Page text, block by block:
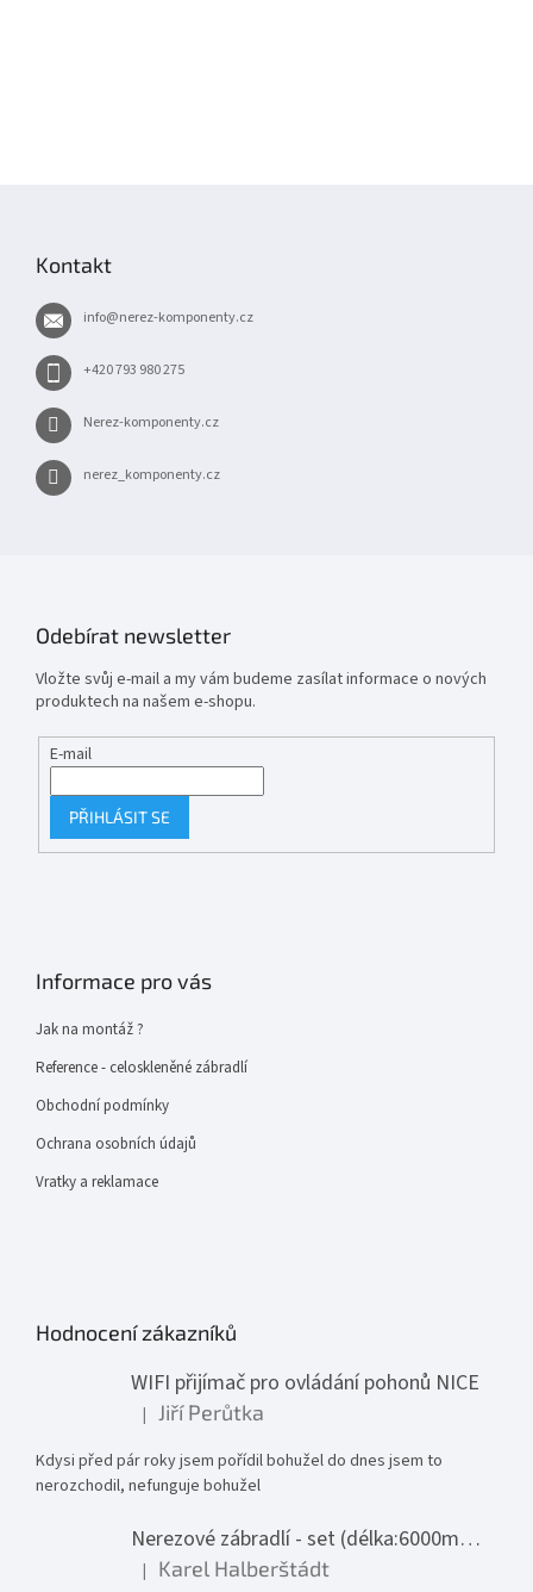
Kontakt
info@nerez-komponenty.cz
+420 793 980 275
Nerez-komponenty.cz
nerez_komponenty.cz
Odebírat newsletter
Vložte svůj e-mail a my vám budeme zasílat informace o nových
produktech na našem e-shopu.
E-mail
PŘIHLÁSIT SE
Informace pro vás
Jak na montáž ?
Reference - celoskleněné zábradlí
Obchodní podmínky
Ochrana osobních údajů
Vratky a reklamace
Hodnocení zákazníků
WIFI přijímač pro ovládání pohonů NICE
Hodnocení produktu je 1 z 5 hvězdiček.
| Jiří Perůtka
Kdysi před pár roky jsem pořídil bohužel do dnes jsem to
nerozchodil, nefunguje bohužel
Nerezové zábradlí - set (délka:6000mm x výška:1000mm)
Hodnocení produktu je 5 z 5 hvězdiček.
| Karel Halberštádt